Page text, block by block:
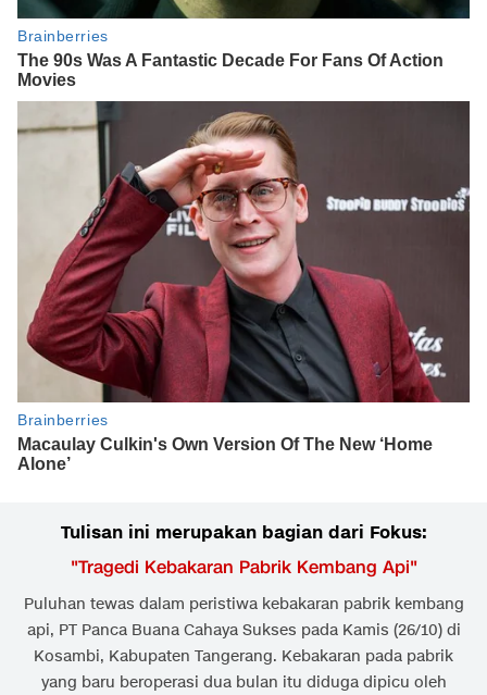
Tulisan ini merupakan bagian dari Fokus:
"Tragedi Kebakaran Pabrik Kembang Api"
Puluhan tewas dalam peristiwa kebakaran pabrik kembang
api, PT Panca Buana Cahaya Sukses pada Kamis (26/10) di
Kosambi, Kabupaten Tangerang. Kebakaran pada pabrik
yang baru beroperasi dua bulan itu diduga dipicu oleh